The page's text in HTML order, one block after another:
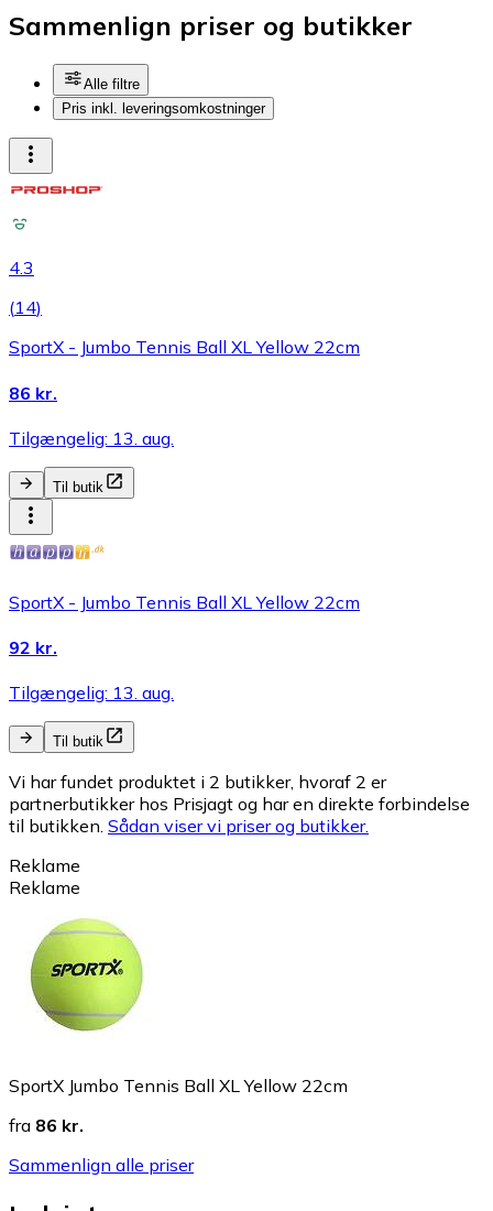
Sammenlign priser og butikker
Alle filtre
Pris inkl. leveringsomkostninger
4.3
(14)
SportX - Jumbo Tennis Ball XL Yellow 22cm
86 kr.
Tilgængelig: 13. aug.
Til butik
SportX - Jumbo Tennis Ball XL Yellow 22cm
92 kr.
Tilgængelig: 13. aug.
Til butik
Vi har fundet produktet i 2 butikker, hvoraf 2 er
partnerbutikker hos Prisjagt og har en direkte forbindelse
til butikken. Sådan viser vi priser og butikker.
Reklame
Reklame
SportX Jumbo Tennis Ball XL Yellow 22cm
fra 86 kr.
Sammenlign alle priser